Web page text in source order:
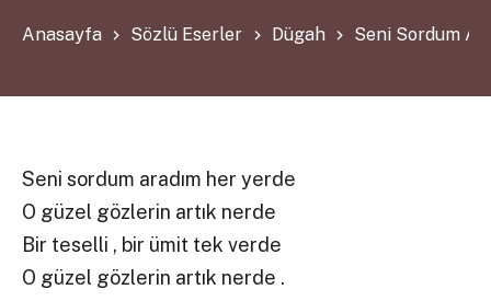
Anasayfa Sözlü Eserler Dügah Seni Sordum
Seni sordum aradım her yerde
O güzel gözlerin artık nerde
Bir teselli , bir ümit tek verde
O güzel gözlerin artık nerde .